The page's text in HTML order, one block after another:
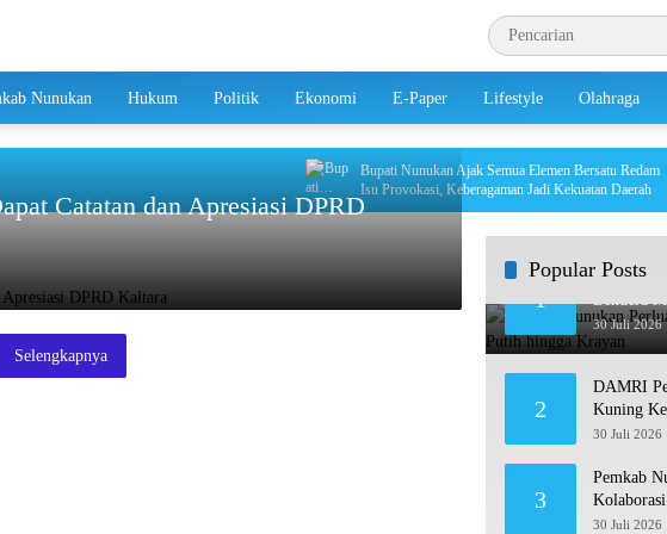
Nunukan Hukum Politik Ekonomi E-Paper Lifestyle Olahraga
Bupati Nunukan Ajak Semua Elemen Bersatu Redam
Isu Provokasi, Keberagaman Jadi Kekuatan Daerah
Catatan dan Apresiasi DPRD
Selengkapnya
Popular Posts
1
Pemkab
Bendera
30 Juli 2026
2
DAMRI
Kuning
30 Juli 2026
3
Pemkab
Penguatan
30 Juli 2026